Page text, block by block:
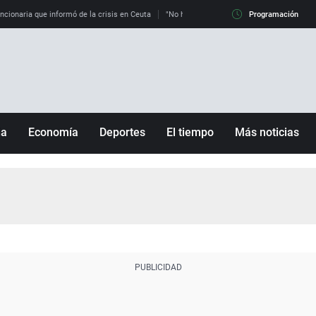
que informó de la crisis en Ceuta "No hay mafias, que no nos engañen":
Programación
Economía Deportes El tiempo Más noticias